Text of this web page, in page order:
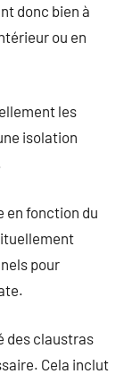
donc bien à
ou en
les
isolation
en fonction du
pour
des claustras
Cela inclut